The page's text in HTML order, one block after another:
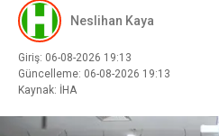
Neslihan Kaya
Giriş: 06-08-2026 19:13
Güncelleme: 06-08-2026 19:13
Kaynak: İHA